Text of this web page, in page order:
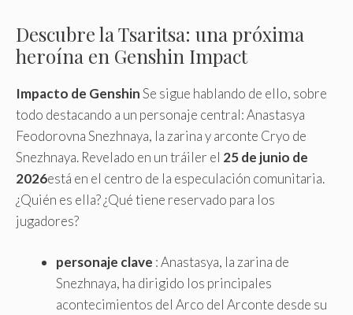
Descubre la Tsaritsa: una próxima
heroína en Genshin Impact
Impacto de GenshinSe sigue hablando de ello, sobre
todo destacando a un personaje central: Anastasya
Feodorovna Snezhnaya, la zarina y arconte Cryo de
Snezhnaya. Revelado en un tráiler el 25 de junio de
2026está en el centro de la especulación comunitaria.
¿Quién es ella? ¿Qué tiene reservado para los
jugadores?
personaje clave : Anastasya, la zarina de
Snezhnaya, ha dirigido los principales
acontecimientos del Arco del Arconte desde su